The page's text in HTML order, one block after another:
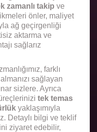
zamanlı takip ve
önler, maliyet
ağ geçirgenliği
aktarma ve
sağlarız
farklı
sağlayan
sizlere. Ayrıca
tek temas
yaklaşımıyla
Detaylı bilgi ve teklif
ziyaret edebilir,